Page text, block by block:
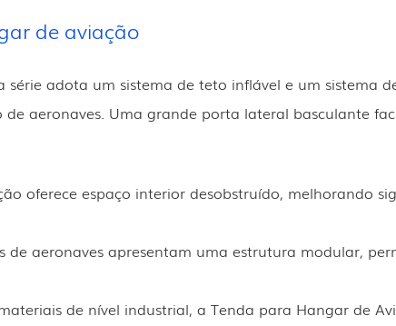
de aviação
adota um sistema de teto inflável e um sistema
aeronaves. Uma grande porta lateral basculante
oferece espaço interior desobstruído, melhorando
aeronaves apresentam uma estrutura modular,
de nível industrial, a Tenda para Hangar de